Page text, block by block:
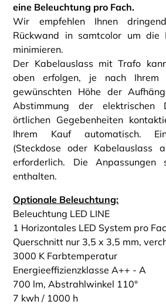
eine Beleuchtung pro Fach.
Wir empfehlen Ihnen
Rückwand in samtcolor um die
minimieren.
Der Kabelauslass mit Trafo
oben erfolgen, je nach Ihrem
gewünschten Höhe der
Abstimmung der elektrischen
örtlichen Gegebenheiten
Ihrem Kauf automatisch. Ein
(Steckdose oder Kabelauslass
erforderlich. Die Anpassungen
enthalten.
Optionale Beleuchtung:
Beleuchtung LED LINE
1 Horizontales LED System pro
Querschnitt nur 3,5 x 3,5 mm,
3000 K Farbtemperatur
Energieeffizienzklasse A++ - A
700 lm, Abstrahlwinkel 110°
7 kwh / 1000 h